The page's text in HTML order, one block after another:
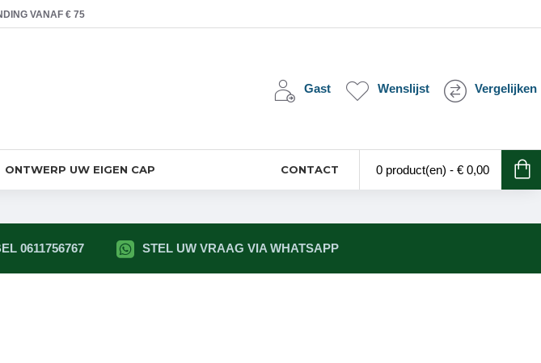
VANAF € 75
Gast Wenslijst Vergelijken
ONTWERP UW EIGEN CAP CONTACT 0 product(en) - € 0,00
0611756767 STEL UW VRAAG VIA WHATSAPP